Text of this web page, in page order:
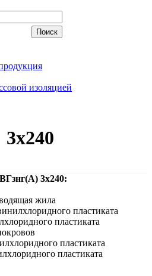
изоляцией
3х240:
жила
пластиката
пластиката
пластиката
пластиката